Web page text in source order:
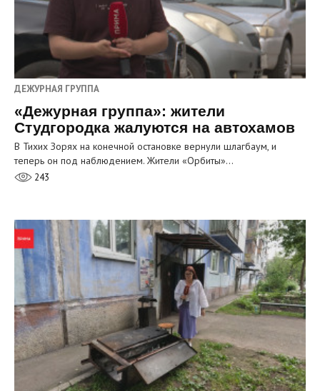
ДЕЖУРНАЯ ГРУППА
«Дежурная группа»: жители
Студгородка жалуются на автохамов
В Тихих Зорях на конечной остановке вернули шлагбаум, и
теперь он под наблюдением. Жители «Орбиты»…
243